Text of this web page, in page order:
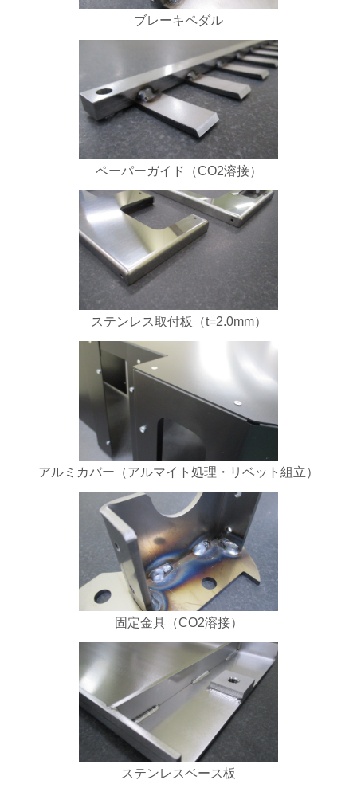
ブレーキペダル
ペーパーガイド（CO2溶接）
ステンレス取付板（t=2.0mm）
アルミカバー（アルマイト処理・リベット組立）
固定金具（CO2溶接）
ステンレスベース板